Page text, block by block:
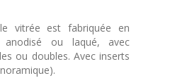
vitrée est fabriquée en
anodisé ou laqué, avec
ou doubles. Avec inserts